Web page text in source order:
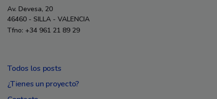
Av. Devesa, 20
46460 - SILLA - VALENCIA
Tfno: +34 961 21 89 29
Todos los posts
¿Tienes un proyecto?